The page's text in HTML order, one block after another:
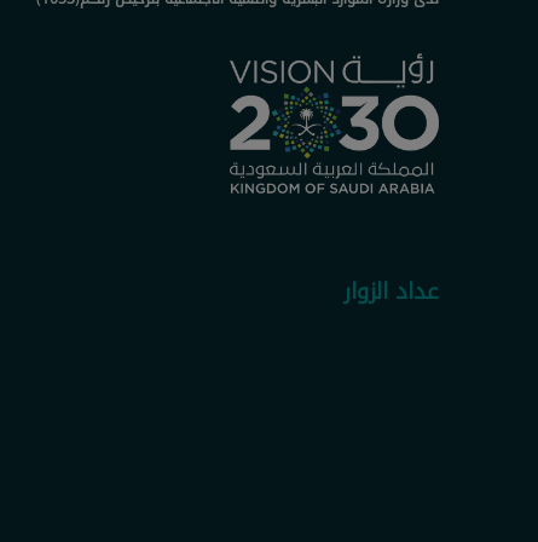
عداد الزوار